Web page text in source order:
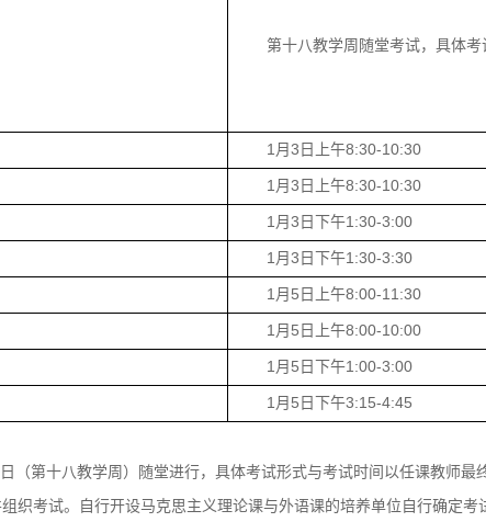
第十八教学周随堂考试，具体
1 月3 日上午8:30-10:30
1 月3 日上午8:30-10:30
1 月3 日下午1:30-3:00
1 月3 日下午1:30-3:30
1 月 5 日上午8:00-11:30
1 月 5 日上午8:00-10:00
1 月 5 日下午1:00-3:00
1 月 5 日下午3:15-4:45
日（第十八教学周）随堂进行，具体考试形式与考试时间以任课教师最
织考试。自行开设马克思主义理论课与外语课的培养单位自行确定考